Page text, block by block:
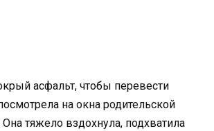
асфальт, чтобы перевести
на окна родительской
тяжело вздохнула, подхватила